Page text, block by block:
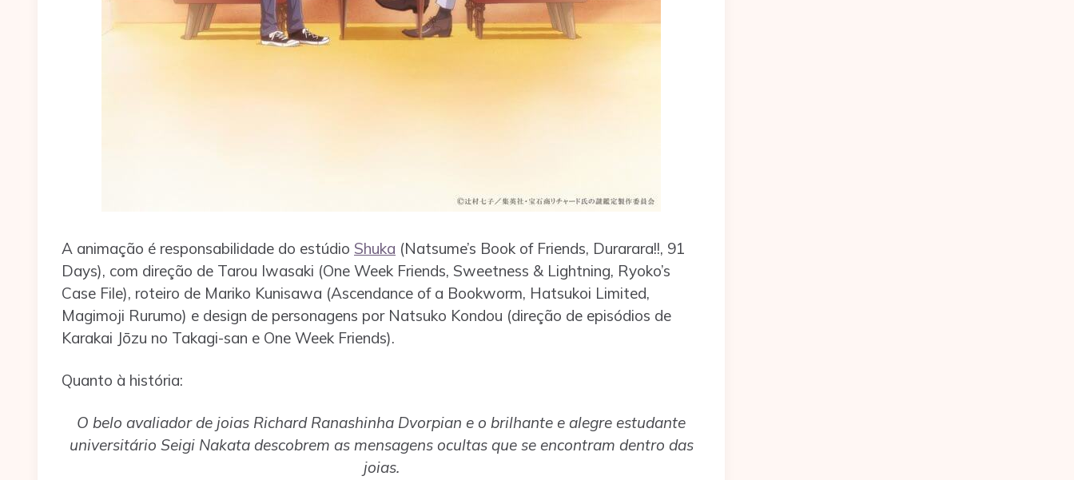
A animação é responsabilidade do estúdio Shuka (Natsume’s Book of Friends, Durarara!!, 91
Days), com direção de Tarou Iwasaki (One Week Friends, Sweetness & Lightning, Ryoko’s
Case File), roteiro de Mariko Kunisawa (Ascendance of a Bookworm, Hatsukoi Limited,
Magimoji Rurumo) e design de personagens por Natsuko Kondou (direção de episódios de
Karakai Jōzu no Takagi-san e One Week Friends).
Quanto à história:
O belo avaliador de joias Richard Ranashinha Dvorpian e o brilhante e alegre estudante
universitário Seigi Nakata descobrem as mensagens ocultas que se encontram dentro das
joias.